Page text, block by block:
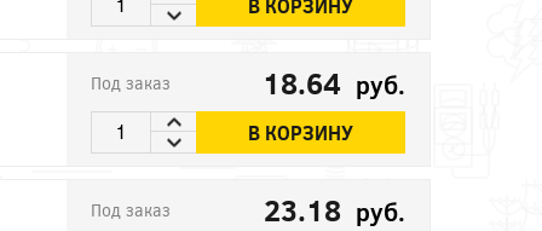
В КОРЗИНУ
Под заказ 18.64 руб.
В КОРЗИНУ
Под заказ 23.18 руб.